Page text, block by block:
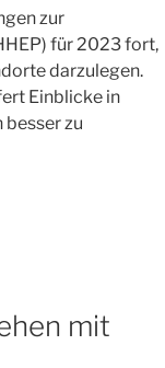
zur
für 2023 fort,
darzulegen.
Einblicke in
zu
mit